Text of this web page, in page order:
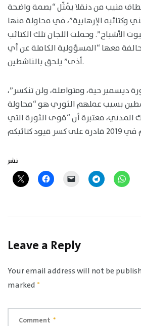
منيب من دنقلا يُمثّل “بصمة واضحة
وكتائبه الإرهابية”، في محاولة منها
الأشباح”. وحملت اللجان تلك الكتائب
معها “المسؤولية الكاملة عن أي
أذى” يلحق بالناشطين.
ديسمبر حية، ومتواصلة، ولن تنكسر”،
بسبب عملهم الثوري هو “محاولة
المدني، معتبرة أن “قوى الثورة التي
نشر
Leave a Reply
Your email address will not be
marked*
Comment *